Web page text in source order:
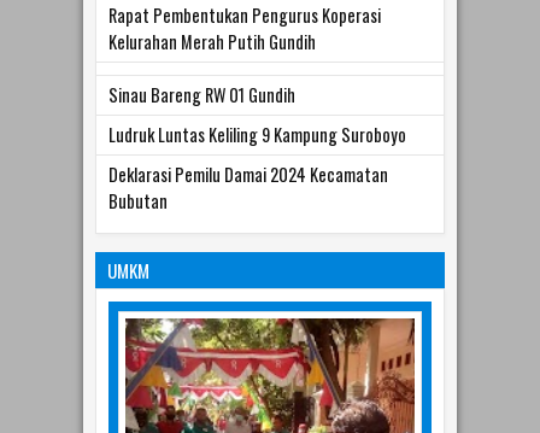
Rapat Pembentukan Pengurus Koperasi
Kelurahan Merah Putih Gundih
Sinau Bareng RW 01 Gundih
Ludruk Luntas Keliling 9 Kampung Suroboyo
Deklarasi Pemilu Damai 2024 Kecamatan
Bubutan
UMKM